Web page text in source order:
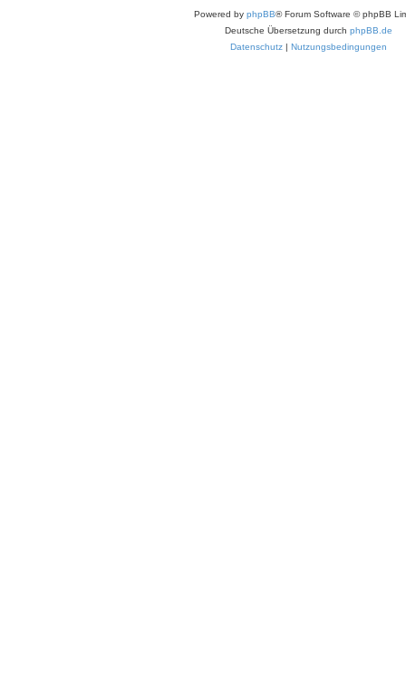
Powered by phpBB® Forum Software © phpBB
Deutsche Übersetzung durch phpBB.de
Datenschutz | Nutzungsbedingungen